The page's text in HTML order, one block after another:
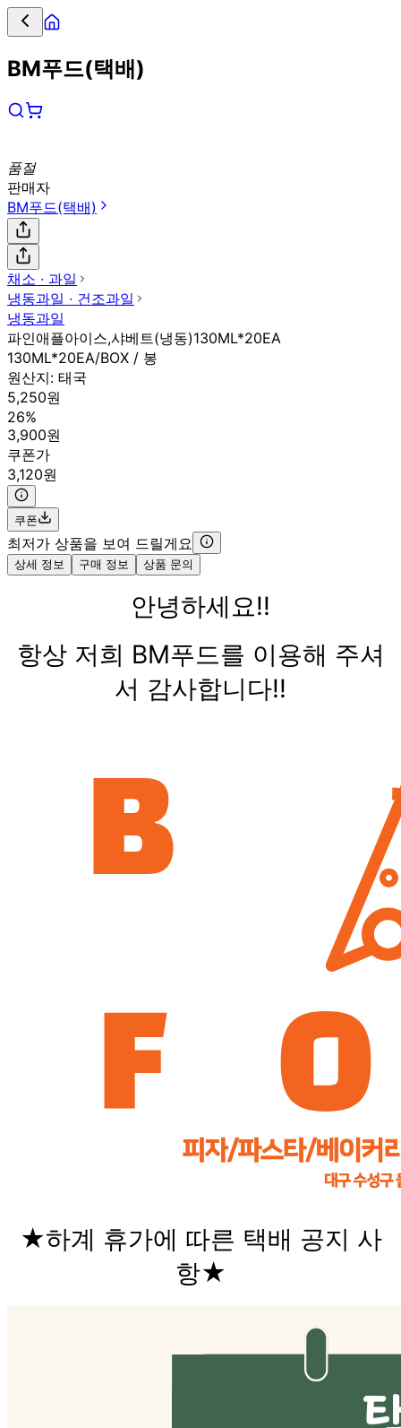
BM푸드(택배)
품절
판매자
BM푸드(택배)
채소 ∙ 과일
냉동과일 ∙ 건조과일
냉동과일
파인애플아이스,샤베트(냉동)130ML*20EA
130ML*20EA/BOX / 봉
원산지: 태국
5,250원
26%
3,900원
쿠폰가
3,120원
쿠폰
최저가 상품을 보여 드릴게요
상세 정보 구매 정보 상품 문의
안녕하세요!!
항상 저희 BM푸드를 이용해 주셔
서 감사합니다!!
★하계 휴가에 따른 택배 공지 사
항★